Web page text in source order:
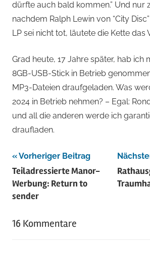
dürfte auch bald kommen.” Und nur
nachdem Ralph Lewin von “City
LP sei nicht tot, läutete die Kette das
Grad heute, 17 Jahre später, hab ich
8GB-USB-Stick in Betrieb
MP3-Dateien draufgeladen. Was
2024 in Betrieb nehmen? – Egal:
und all die anderen werde ich
draufladen.
Beitragsnavigation
Vorheriger Beitrag
Teiladressierte Manor-
Werbung: Return to
sender
16 Kommentare